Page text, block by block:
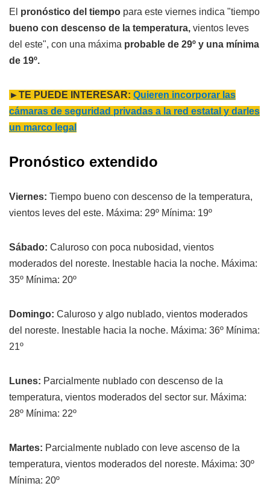
El pronóstico del tiempo para este viernes indica "tiempo
bueno con descenso de la temperatura, vientos leves
del este", con una máxima probable de 29º y una mínima
de 19º.
►TE PUEDE INTERESAR: Quieren incorporar las
cámaras de seguridad privadas a la red estatal y darles
un marco legal
Pronóstico extendido
Viernes: Tiempo bueno con descenso de la temperatura,
vientos leves del este. Máxima: 29º Mínima: 19º
Sábado: Caluroso con poca nubosidad, vientos
moderados del noreste. Inestable hacia la noche. Máxima:
35º Mínima: 20º
Domingo: Caluroso y algo nublado, vientos moderados
del noreste. Inestable hacia la noche. Máxima: 36º Mínima:
21º
Lunes: Parcialmente nublado con descenso de la
temperatura, vientos moderados del sector sur. Máxima:
28º Mínima: 22º
Martes: Parcialmente nublado con leve ascenso de la
temperatura, vientos moderados del noreste. Máxima: 30º
Mínima: 20º